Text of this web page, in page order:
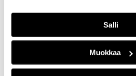
Salli
Muokkaa